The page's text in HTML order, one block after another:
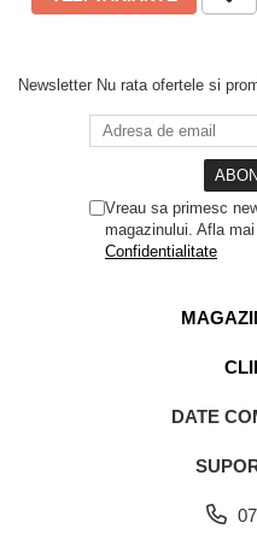
Newsletter Nu rata ofertele si
Vreau sa primesc
magazinului. Afla
Confidentialitate
DATE